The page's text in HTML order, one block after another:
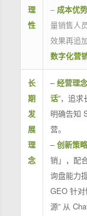
理
性
– 成本优势
量销售人
效果再追
数字化营
长
期
发
展
理
念
–经营理念
话”，追求
明确告知
营。
–创新策略
销」，配
询盘能力
GEO 针
源” 从